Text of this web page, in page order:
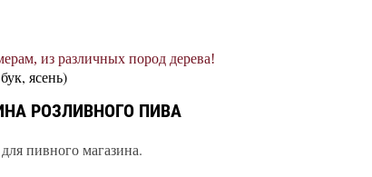
из различных пород дерева!
ясень)
РОЗЛИВНОГО ПИВА
пивного магазина.